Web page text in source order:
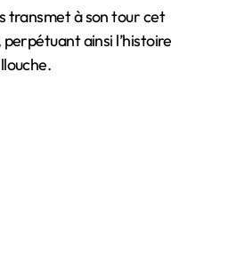
transmet à son tour cet
ainsi l’histoire